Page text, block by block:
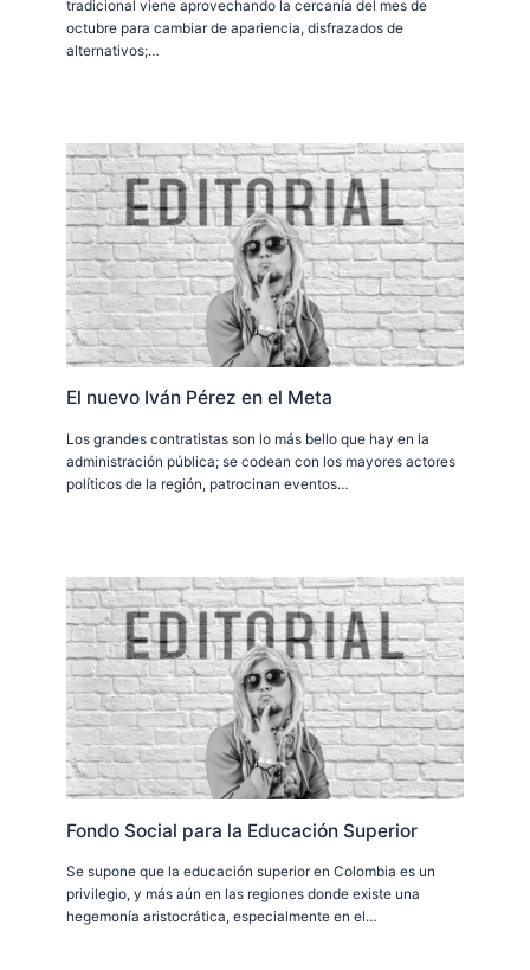
tradicional viene aprovechando la cercanía del mes de
octubre para cambiar de apariencia, disfrazados de
alternativos;…
El nuevo Iván Pérez en el Meta
Los grandes contratistas son lo más bello que hay en la
administración pública; se codean con los mayores actores
políticos de la región, patrocinan eventos…
Fondo Social para la Educación Superior
Se supone que la educación superior en Colombia es un
privilegio, y más aún en las regiones donde existe una
hegemonía aristocrática, especialmente en el…